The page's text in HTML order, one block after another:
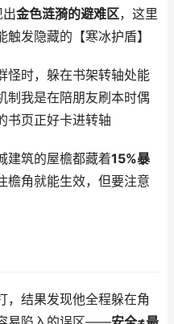
出金色涟漪的避难区，这里
发隐藏的【寒冰护盾】
怪时，躲在书架转轴处能
制我是在陪朋友刷本时偶
页正好卡进转轴
建筑的屋檐都藏着15%暴
檐角就能生效，但要注意
，结果发现他全程躲在角